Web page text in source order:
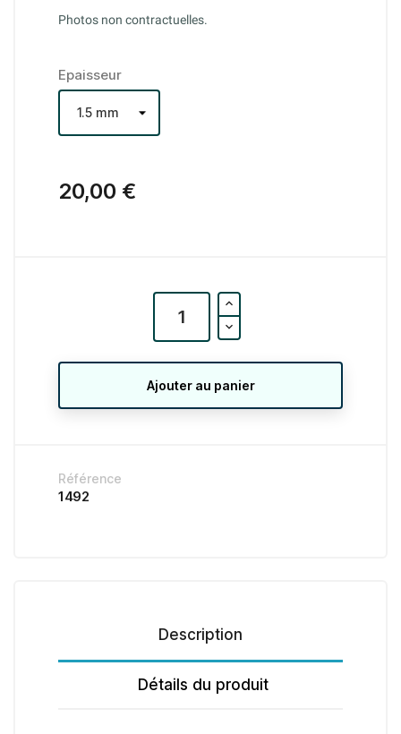
Photos non contractuelles.
Epaisseur
20,00 €
Ajouter au panier
Référence
1492
Description
Détails du produit